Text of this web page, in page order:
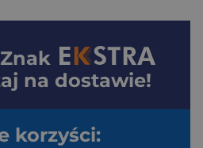
Znak
na dostawie!
korzyści: